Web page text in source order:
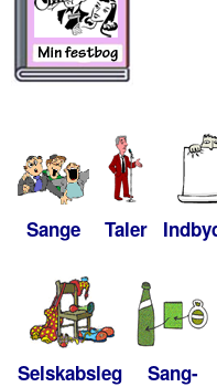
Sange Taler
Selskabsleg
Sang-